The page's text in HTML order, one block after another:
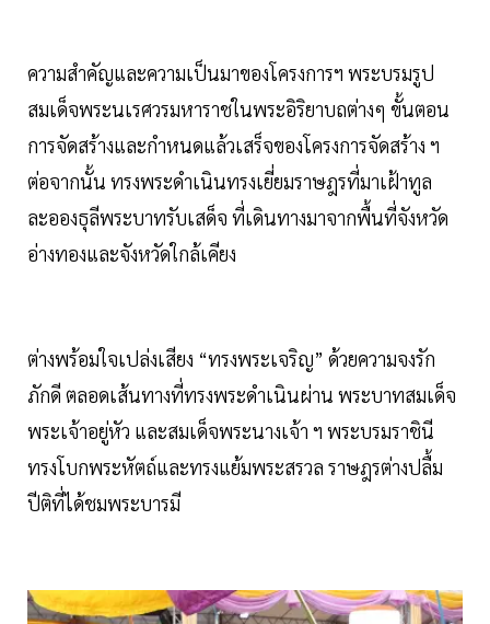
ความสำคัญและความเป็นมาของโครงการฯ พระบรมรูป
สมเด็จพระนเรศวรมหาราชในพระอิริยาบถต่างๆ ขั้นตอน
การจัดสร้างและกำหนดแล้วเสร็จของโครงการจัดสร้าง ฯ
ต่อจากนั้น ทรงพระดำเนินทรงเยี่ยมราษฎรที่มาเฝ้าทูล
ละอองธุลีพระบาทรับเสด็จ ที่เดินทางมาจากพื้นที่จังหวัด
อ่างทองและจังหวัดใกล้เคียง
ต่างพร้อมใจเปล่งเสียง “ทรงพระเจริญ” ด้วยความจงรัก
ภักดี ตลอดเส้นทางที่ทรงพระดำเนินผ่าน พระบาทสมเด็จ
พระเจ้าอยู่หัว และสมเด็จพระนางเจ้า ฯ พระบรมราชินี
ทรงโบกพระหัตถ์และทรงแย้มพระสรวล ราษฎรต่างปลื้ม
ปีติที่ได้ชมพระบารมี